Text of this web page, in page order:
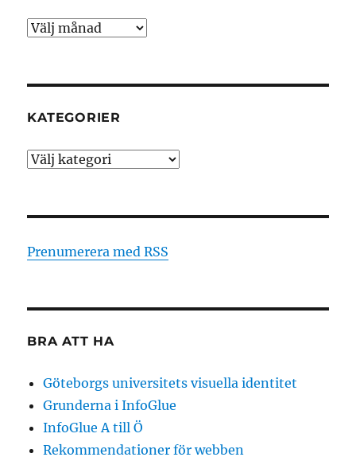
Arkiv
KATEGORIER
Kategorier
Prenumerera med RSS
BRA ATT HA
Göteborgs universitets visuella identitet
Grunderna i InfoGlue
InfoGlue A till Ö
Rekommendationer för webben